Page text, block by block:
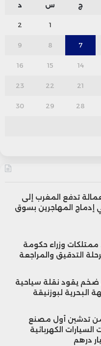
ج س د
1
2
7
8
9
14
15
16
21
22
23
28
29
30
تدفع المغرب إلى
إدماج المهاجرين بسوق
ممتلكات وزراء حكومة
التدقيق والمراجعة
ضخم يقود نقلة سياحية
البحرية لبوزنيقة
من تدشين أول مصنع
السيارات الكهربائية